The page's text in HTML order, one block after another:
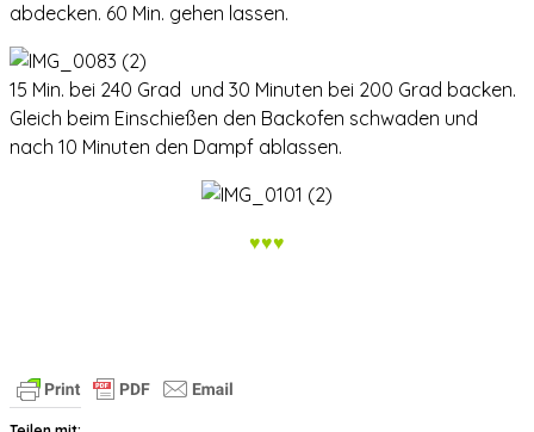
abdecken. 60 Min. gehen lassen.
15 Min. bei 240 Grad und 30 Minuten bei 200 Grad backen.
Gleich beim Einschießen den Backofen schwaden und
nach 10 Minuten den Dampf ablassen.
♥♥♥